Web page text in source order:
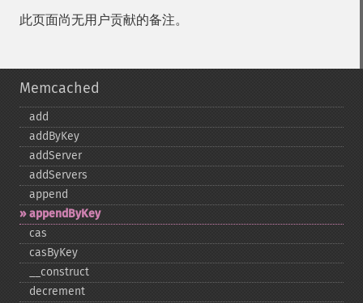
此页面尚无用户贡献的备注。
Memcached
add
addByKey
addServer
addServers
append
appendByKey
cas
casByKey
_​_​construct
decrement